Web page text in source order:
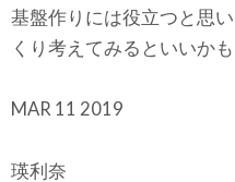
基盤作りには役立つと思
くり考えてみるといいか
MAR 11 2019
瑛利奈